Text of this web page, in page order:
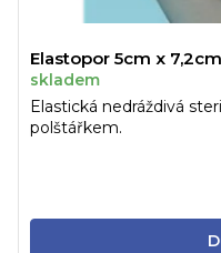
Elastopor 5cm x
skladem
Elastická nedráždivá
polštářkem.